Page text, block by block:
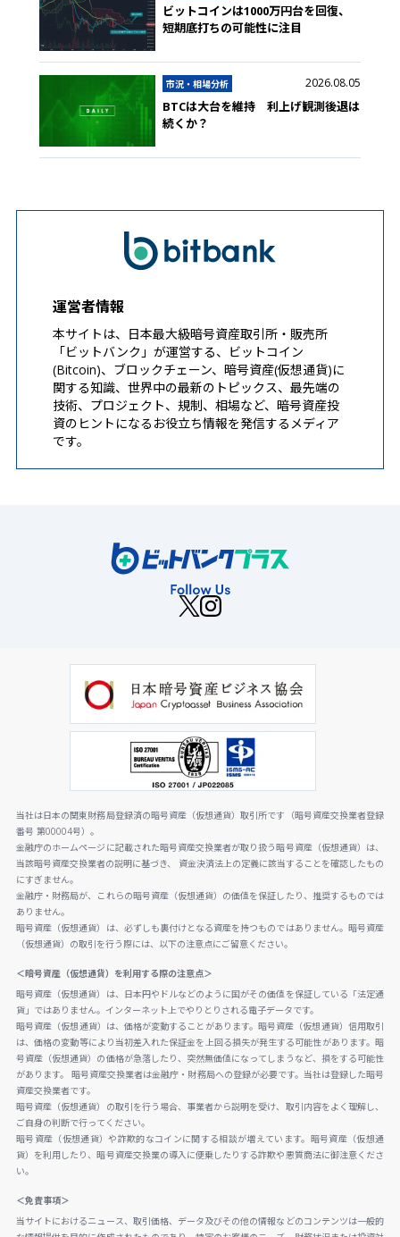
ビットコインは1000万円台を回復、
短期底打ちの可能性に注目
市況・相場分析 2026.08.05
BTCは大台を維持 利上げ観測後退は
続くか？
運営者情報
本サイトは、日本最大級暗号資産取引所・販売所
「ビットバンク」が運営する、ビットコイン
(Bitcoin)、ブロックチェーン、暗号資産(仮想通貨)に
関する知識、世界中の最新のトピックス、最先端の
技術、プロジェクト、規制、相場など、暗号資産投
資のヒントになるお役立ち情報を発信するメディア
です。
当社は日本の関東財務局登録済の暗号資産（仮想通貨）取引所です（暗号資産交換業者登録
番号 第00004号）。
金融庁のホームページに記載された暗号資産交換業者が取り扱う暗号資産（仮想通貨）は、
当該暗号資産交換業者の説明に基づき、 資金決済法上の定義に該当することを確認したもの
にすぎません。
金融庁・財務局が、これらの暗号資産（仮想通貨）の価値を保証したり、推奨するものでは
ありません。
暗号資産（仮想通貨）は、必ずしも裏付けとなる資産を持つものではありません。暗号資産
（仮想通貨）の取引を行う際には、以下の注意点にご留意ください。
＜暗号資産（仮想通貨）を利用する際の注意点＞
暗号資産（仮想通貨）は、日本円やドルなどのように国がその価値を保証している「法定通
貨」ではありません。インターネット上でやりとりされる電子データです。
暗号資産（仮想通貨）は、価格が変動することがあります。暗号資産（仮想通貨）信用取引
は、価格の変動等により当初差入れた保証金を上回る損失が発生する可能性があります。暗
号資産（仮想通貨）の価格が急落したり、突然無価値になってしまうなど、損をする可能性
があります。 暗号資産交換業者は金融庁・財務局への登録が必要です。当社は登録した暗号
資産交換業者です。
暗号資産（仮想通貨）の取引を行う場合、事業者から説明を受け、取引内容をよく理解し、
ご自身の判断で行ってください。
暗号資産（仮想通貨）や詐欺的なコインに関する相談が増えています。暗号資産（仮想通
貨）を利用したり、暗号資産交換業の導入に便乗したりする詐欺や悪質商法に御注意くださ
い。
＜免責事項＞
当サイトにおけるニュース、取引価格、データ及びその他の情報などのコンテンツは一般的